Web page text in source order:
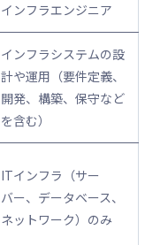
インフラエンジニア
インフラシステムの設
計や運用（要件定義、
開発、構築、保守など
を含む）
ITインフラ（サー
バー、データベース、
ネットワーク）のみ